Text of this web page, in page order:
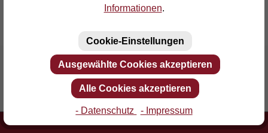
Erfinder des Lattenrostes Mehr als 60 Jahre Erfahrung
Informationen.
Cookie-Einstellungen
Ausgewählte Cookies akzeptieren
Alle Cookies akzeptieren
- Datenschutz - Impressum